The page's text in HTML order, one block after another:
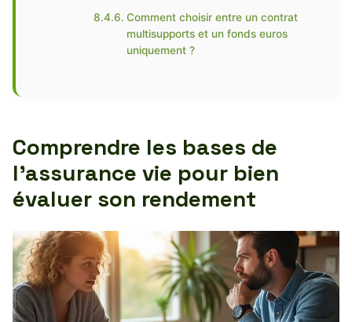
Comment choisir entre un contrat
multisupports et un fonds euros
uniquement ?
Comprendre les bases de
l’assurance vie pour bien
évaluer son rendement